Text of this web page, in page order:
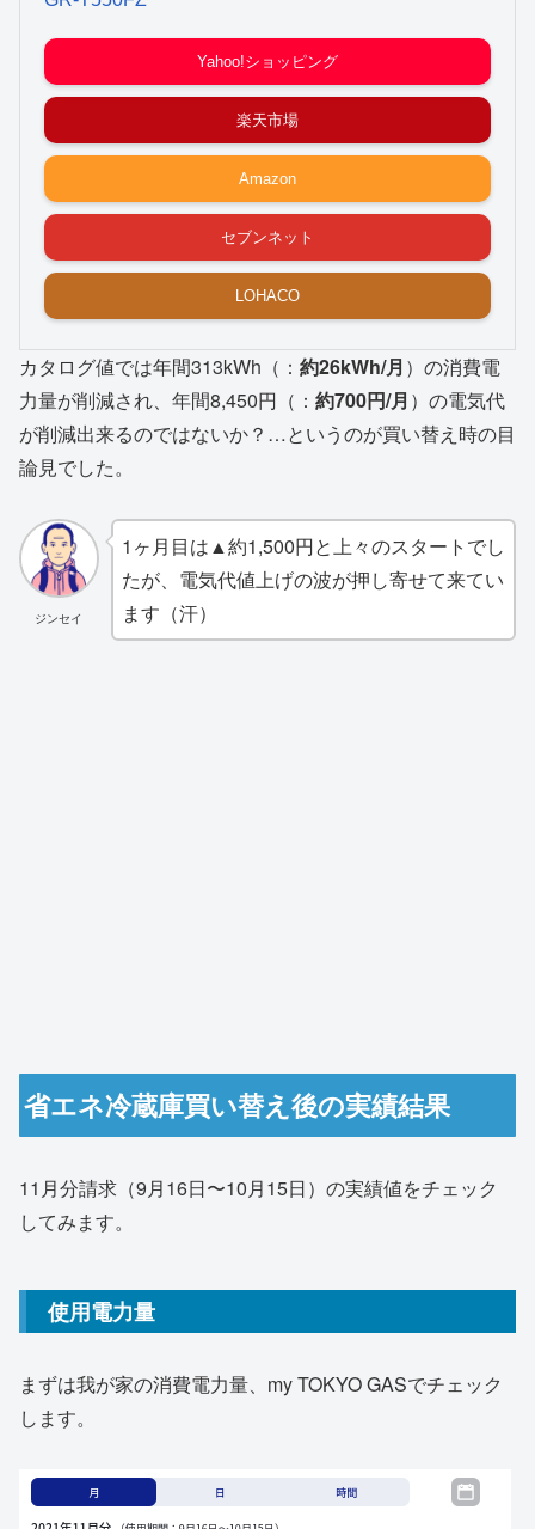
Yahoo!ショッピング
楽天市場
Amazon
セブンネット
LOHACO
カタログ値では年間313kWh（： 約26kWh/月 ）の消費電
力量が削減され、年間8,450円（： 約700円/月 ）の電気代
が削減出来るのではないか？…というのが買い替え時の目
論見でした。
ジンセイ
1ヶ月目は▲約1,500円と上々のスタートでし
たが、電気代値上げの波が押し寄せて来てい
ます（汗）
省エネ冷蔵庫買い替え後の実績結果
11月分請求（9月16日〜10月15日）の実績値をチェック
してみます。
使用電力量
まずは我が家の消費電力量、my TOKYO GASでチェック
します。